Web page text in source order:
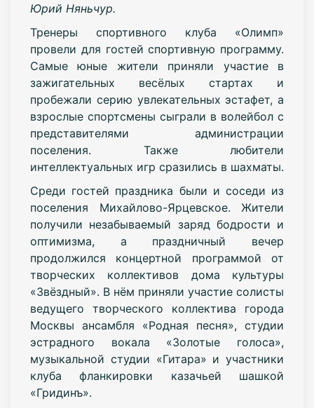
Юрий Няньчур.
Тренеры спортивного клуба «Олимп»
провели для гостей спортивную программу.
Самые юные жители приняли участие в
зажигательных весёлых стартах и
пробежали серию увлекательных эстафет, а
взрослые спортсмены сыграли в волейбол с
представителями администрации
поселения. Также любители
интеллектуальных игр сразились в шахматы.
Среди гостей праздника были и соседи из
поселения Михайлово-Ярцевское. Жители
получили незабываемый заряд бодрости и
оптимизма, а праздничный вечер
продолжился концертной программой от
творческих коллективов дома культуры
«Звёздный». В нём приняли участие солисты
ведущего творческого коллектива города
Москвы ансамбля «Родная песня», студии
эстрадного вокала «Золотые голоса»,
музыкальной студии «Гитара» и участники
клуба фланкировки казачьей шашкой
«Гридинъ».